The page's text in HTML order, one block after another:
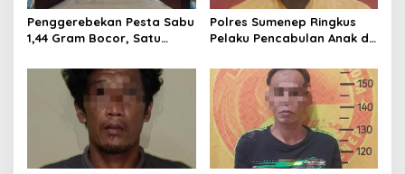
Penggerebekan Pesta Sabu
1,44 Gram Bocor, Satu
Polsek Kangean???
Polres Sumenep Ringkus
Pelaku Pencabulan Anak di